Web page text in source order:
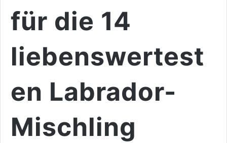
für die 14
liebenswertest
en Labrador-
Mischling